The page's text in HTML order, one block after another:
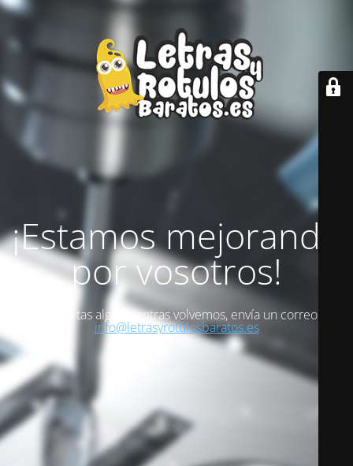
¡Estamos mejorando
por vosotros!
Si necesitas algo mientras volvemos, envía un correo a
info@letrasyrotulosbaratos.es